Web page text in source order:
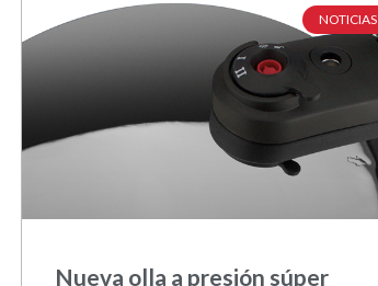
NOTICIAS
Nueva olla a presión súper